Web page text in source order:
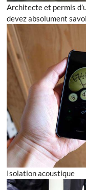
Architecte et permis
devez absolument
Isolation acoustique